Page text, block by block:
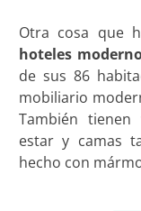
Otra cosa que
hoteles
de sus 86
mobiliario
También tienen
estar y camas
hecho con